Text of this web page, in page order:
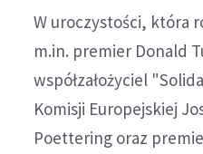
W uroczystości, która
m.in. premier Donald
współzałożyciel
Komisji Europejskiej
Poettering oraz